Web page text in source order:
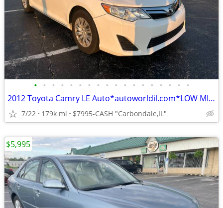
• • • • • • • • • • • • • • • • • •
2012 Toyota Camry LE Auto*autoworldil.com*LOW MILEAGE&GOOD GAS MILEAGE
7/22 179k mi $7995-CASH "Carbondale,IL"
$5,995